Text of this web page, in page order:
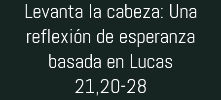
Levanta la cabeza: Una
reflexión de esperanza
basada en Lucas
21,20-28